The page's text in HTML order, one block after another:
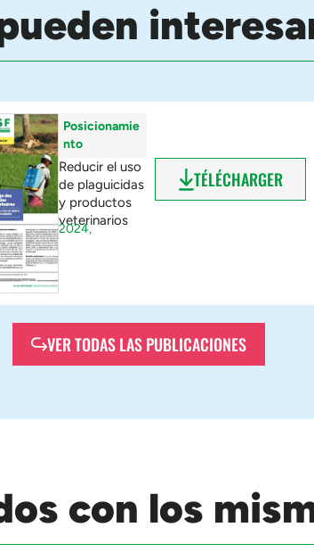
Posicionamie
nto
Reducir el uso
de plaguicidas
y productos
veterinarios
2024,
TÉLÉCHARGER
VER TODAS LAS PUBLICACIONES
con los